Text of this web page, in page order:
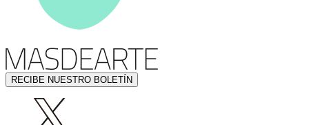
RECIBE NUESTRO BOLETÍN